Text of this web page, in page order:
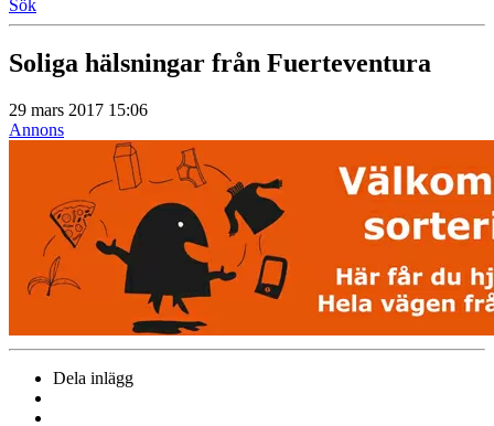
Sök
Soliga hälsningar från Fuerteventura
29 mars 2017 15:06
Annons
Dela inlägg